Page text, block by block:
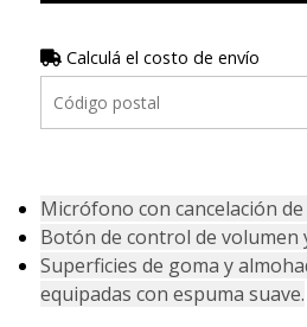
Calculá el costo de envío
Micrófono con cancelación
Botón de control de volumen
Superficies de goma y
equipadas con espuma suave.